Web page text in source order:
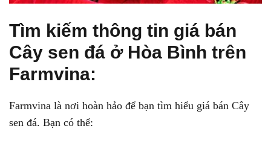
Tìm kiếm thông tin giá bán
Cây sen đá ở Hòa Bình trên
Farmvina:
Farmvina là nơi hoàn hảo để bạn tìm hiểu giá bán Cây
sen đá. Bạn có thể: